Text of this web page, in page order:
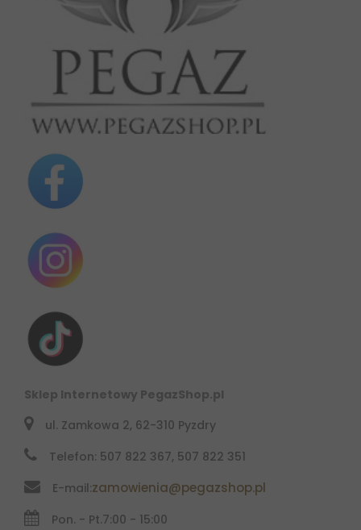
Sklep Internetowy PegazShop.pl
ul. Zamkowa 2, 62-310 Pyzdry
Telefon: 507 822 367, 507 822 351
E-mail:zamowienia@pegazshop.pl
Pon. - Pt.7:00 - 15:00